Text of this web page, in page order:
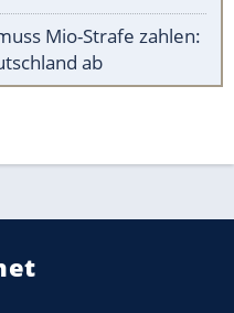
Mio-Strafe zahlen:
ab